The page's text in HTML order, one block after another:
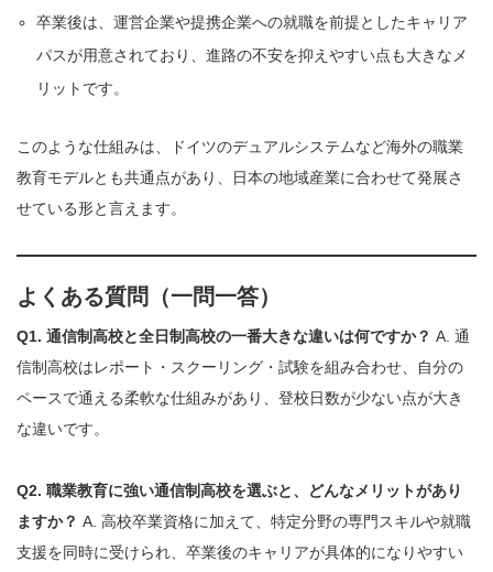
卒業後は、運営企業や提携企業への就職を前提としたキャリア
パスが用意されており、進路の不安を抑えやすい点も大きなメ
リットです。
このような仕組みは、ドイツのデュアルシステムなど海外の職業
教育モデルとも共通点があり、日本の地域産業に合わせて発展さ
せている形と言えます。
よくある質問（一問一答）
Q1. 通信制高校と全日制高校の一番大きな違いは何ですか？ A. 通
信制高校はレポート・スクーリング・試験を組み合わせ、自分の
ペースで通える柔軟な仕組みがあり、登校日数が少ない点が大き
な違いです。
Q2. 職業教育に強い通信制高校を選ぶと、どんなメリットがあり
ますか？ A. 高校卒業資格に加えて、特定分野の専門スキルや就職
支援を同時に受けられ、卒業後のキャリアが具体的になりやすい